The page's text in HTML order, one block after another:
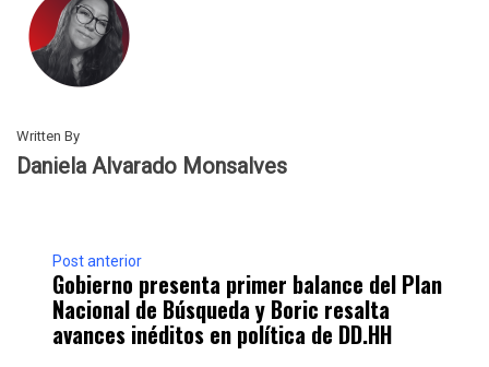
Written By
Daniela Alvarado Monsalves
Post anterior
Gobierno presenta primer balance del Plan
Nacional de Búsqueda y Boric resalta
avances inéditos en política de DD.HH